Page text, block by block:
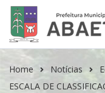
Home Notícias
ESCALA DE